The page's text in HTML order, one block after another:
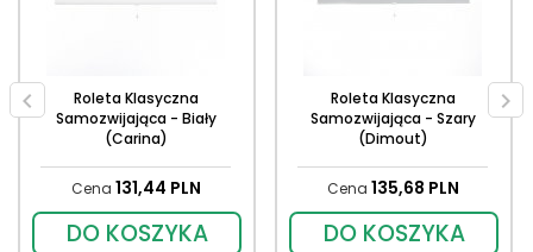
Roleta Klasyczna
Samozwijająca - Biały
(Carina)
Cena 131,44 PLN
DO KOSZYKA
Roleta Klasyczna
Samozwijająca - Szary
(Dimout)
Cena 135,68 PLN
DO KOSZYKA